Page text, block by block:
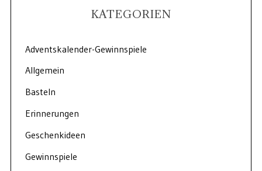
KATEGORIEN
Adventskalender-Gewinnspiele
Allgemein
Basteln
Erinnerungen
Geschenkideen
Gewinnspiele